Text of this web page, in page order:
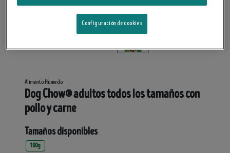
Alimento Húmedo
Dog Chow® adultos todos los tamaños con
pollo y carne
Tamaños disponibles
100g
Configuración de cookies